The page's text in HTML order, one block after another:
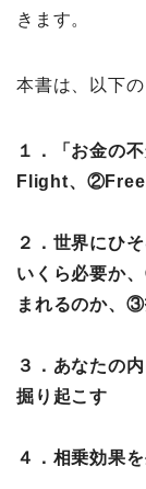
きます。
本書は、以下の
１．「お金の
Flight、
２．世界にひ
いくら必要か
まれるのか、
３．あなたの
掘り起こす
４．相乗効果